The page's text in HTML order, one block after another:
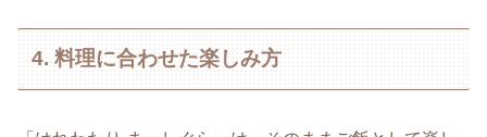
4. 料理に合わせた楽しみ方